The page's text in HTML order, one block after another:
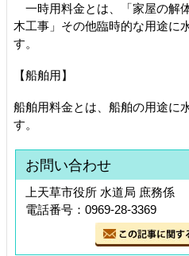
一時用料金とは、「家屋の解
木工事」その他臨時的な用途に
す。
【船舶用】
船舶用料金とは、船舶の用途に
す。
お問い合わせ
上天草市役所 水道局 庶務係
電話番号：0969-28-3369